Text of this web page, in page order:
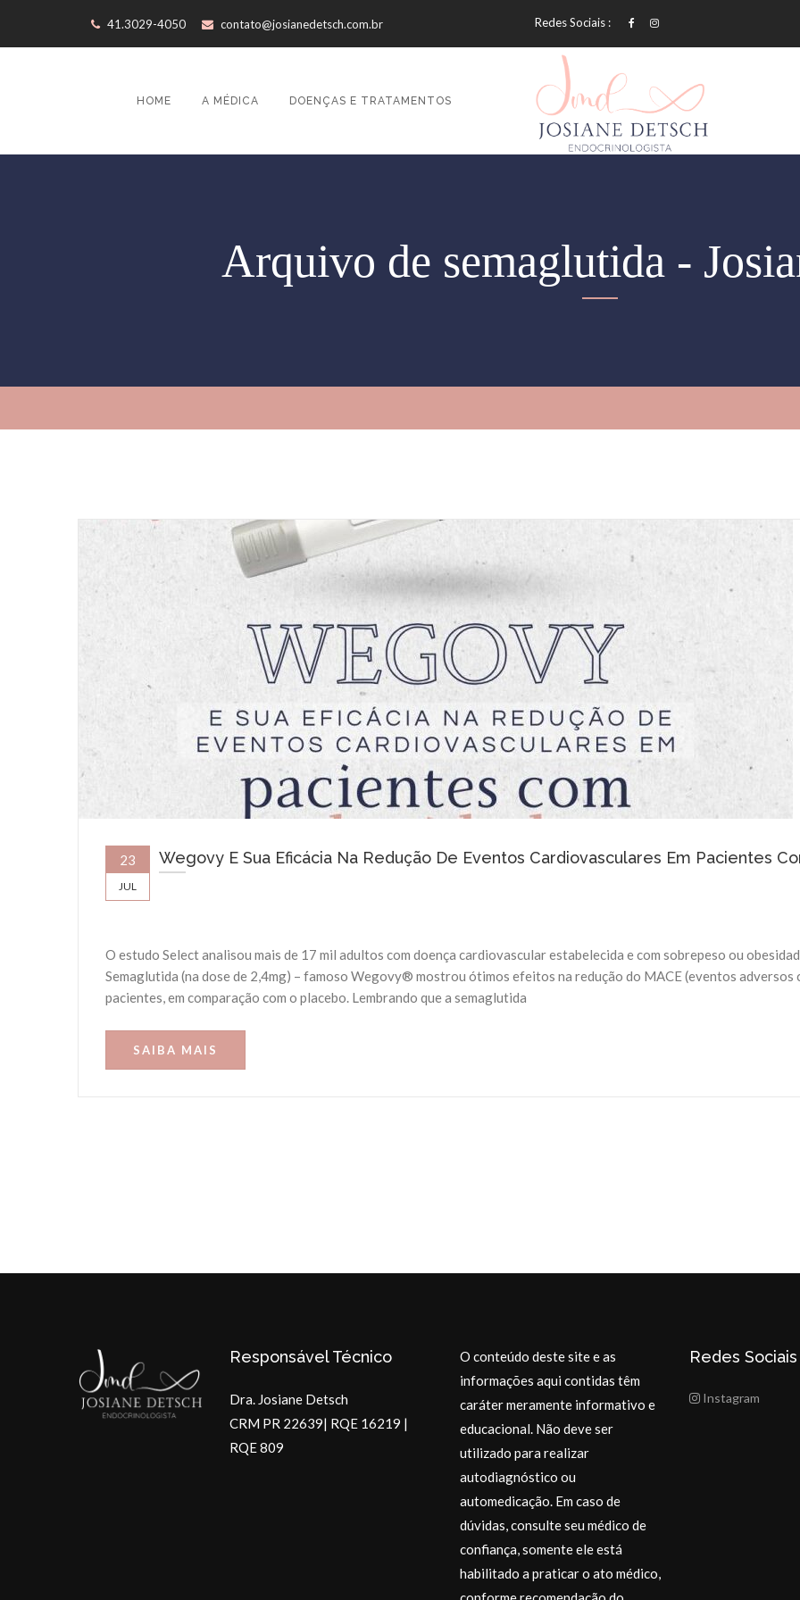
41.3029-4050 contato@josianedetsch.com.br Redes Sociais :
HOME A MÉDICA DOENÇAS E TRATAMENTOS
Arquivo de semaglutida -
23
JUL
Wegovy E Sua Eficácia Na Redução De Eventos Cardiovasculares Em Pacientes
O estudo Select analisou mais de 17 mil adultos com doença cardiovascular estabelecida e com sobrepeso ou
Semaglutida (na dose de 2,4mg) – famoso Wegovy® mostrou ótimos efeitos na redução do MACE (eventos adversos
pacientes, em comparação com o placebo. Lembrando que a semaglutida
SAIBA MAIS
Responsável Técnico
Dra. Josiane Detsch
CRM PR 22639| RQE 16219 |
RQE 809
O conteúdo deste site e as
informações aqui contidas têm
caráter meramente informativo e
educacional. Não deve ser
utilizado para realizar
autodiagnóstico ou
automedicação. Em caso de
dúvidas, consulte seu médico de
confiança, somente ele está
habilitado a praticar o ato médico,
Redes Sociais
Instagram